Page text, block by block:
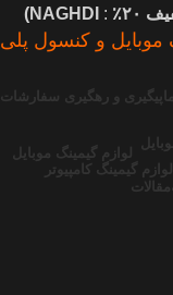
۲۰٪ :
NAGHDI)
و کنسول پلی
پیگیری و رهگیری سفارشات
لوازم گیمینگ موبایل
لوازم گیمینگ کامپیوتر
مقالات